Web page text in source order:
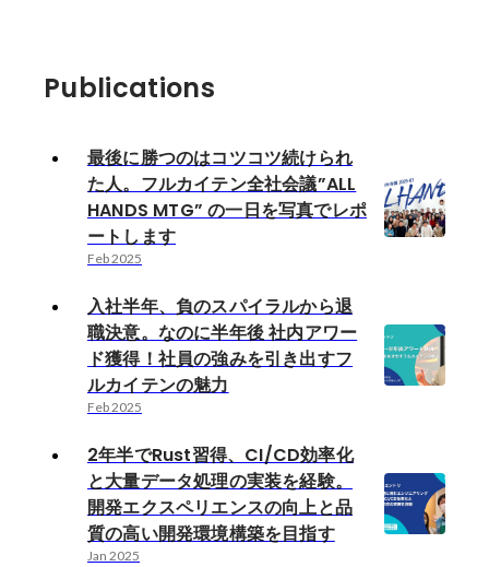
Publications
最後に勝つのはコツコツ続けられ
た人。フルカイテン全社会議”ALL
HANDS MTG” の一日を写真でレポ
ートします
Feb 2025
入社半年、負のスパイラルから退
職決意。なのに半年後 社内アワー
ド獲得！社員の強みを引き出すフ
ルカイテンの魅力
Feb 2025
2年半でRust習得、CI/CD効率化
と大量データ処理の実装を経験。
開発エクスペリエンスの向上と品
質の高い開発環境構築を目指す
Jan 2025